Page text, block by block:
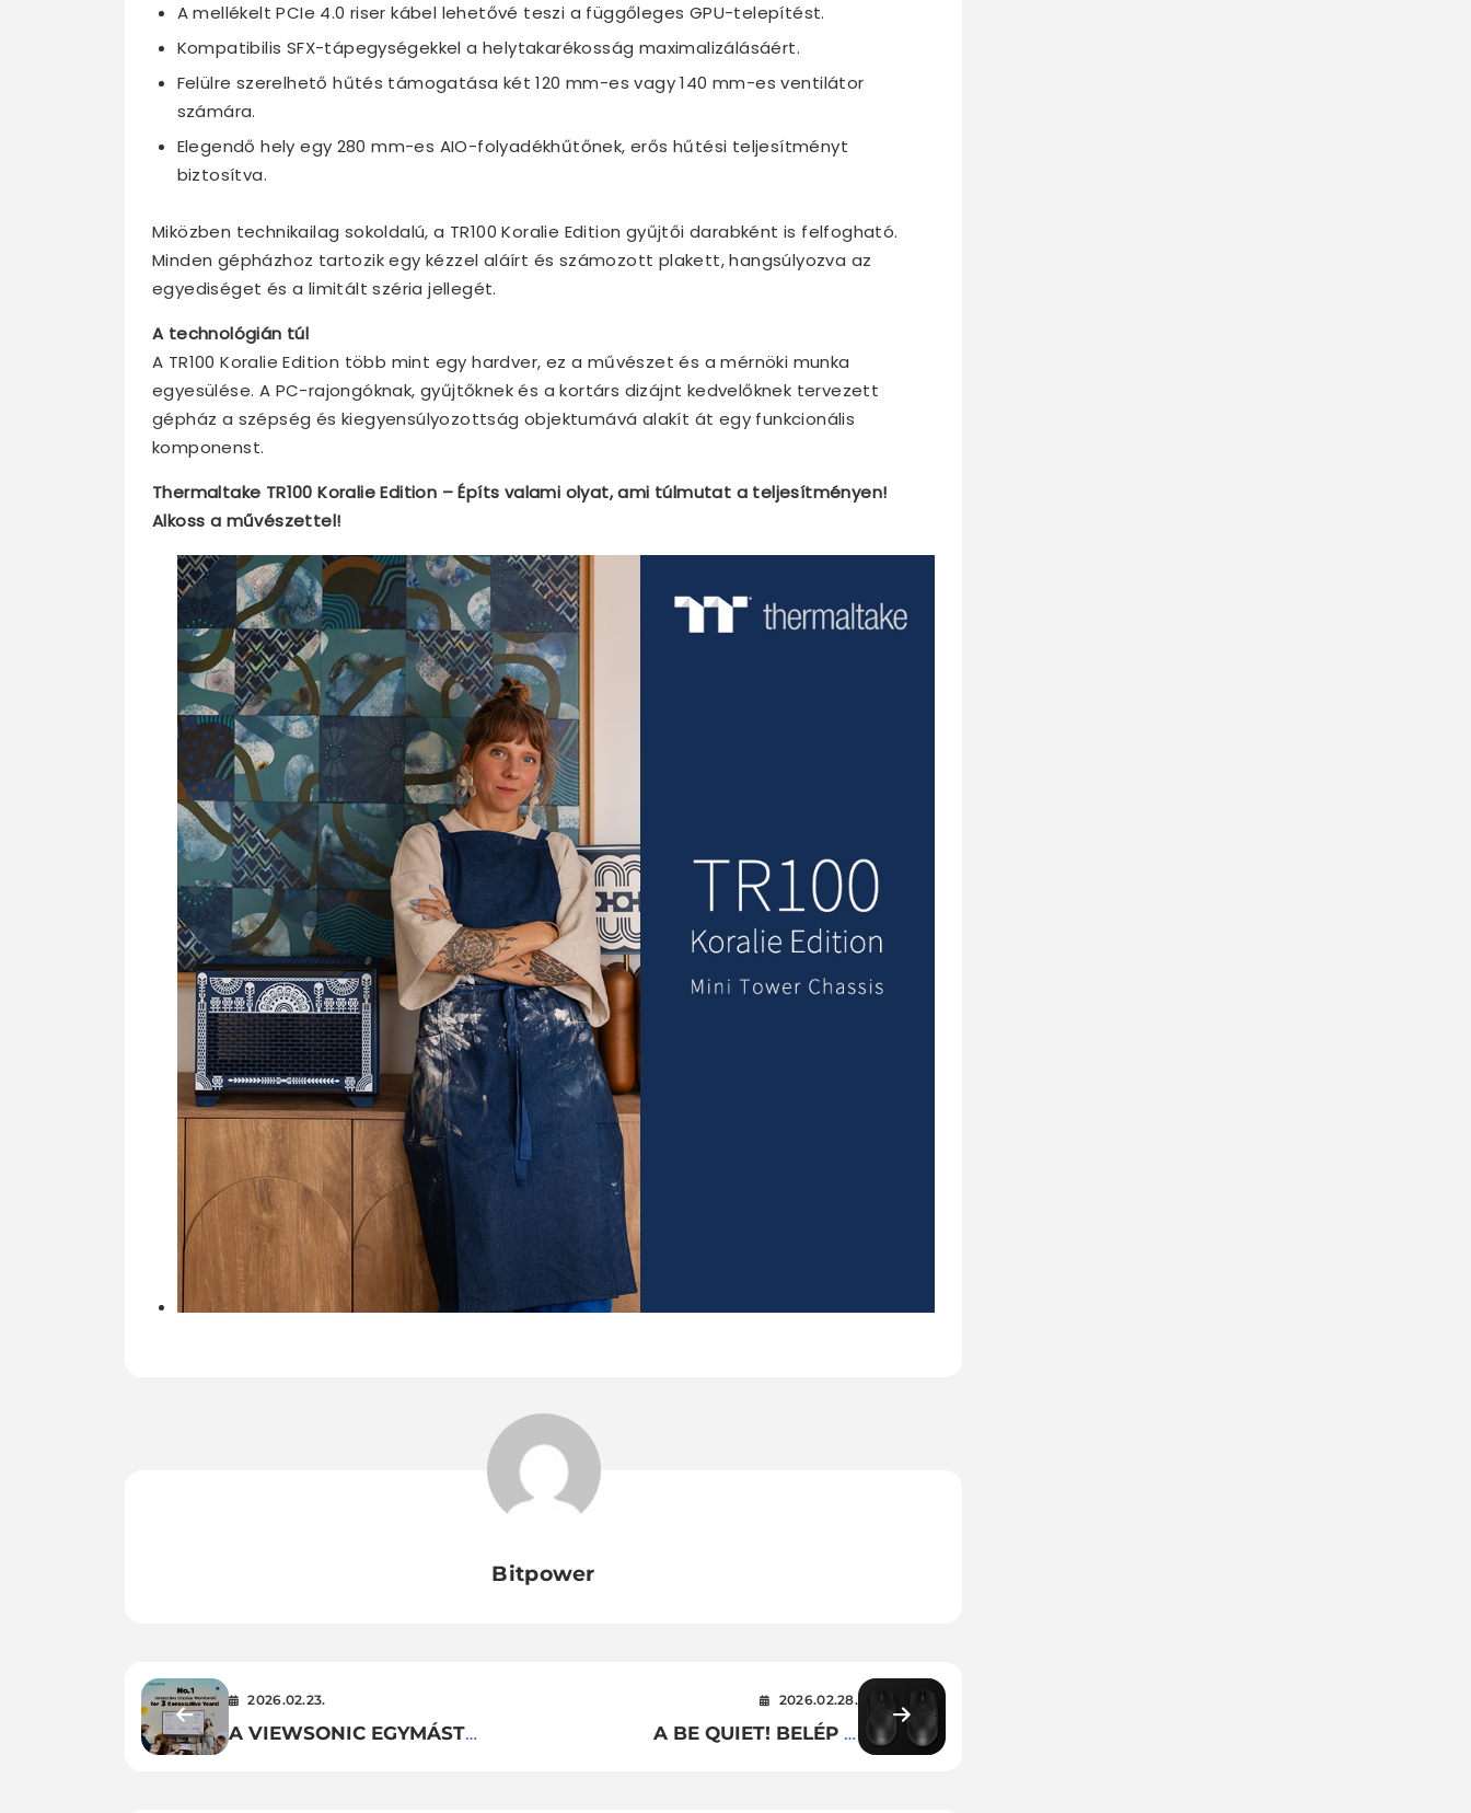
A mellékelt PCIe 4.0 riser kábel lehetővé teszi a függőleges GPU-telepítést.
Kompatibilis SFX-tápegységekkel a helytakarékosság maximalizálásáért.
Felülre szerelhető hűtés támogatása két 120 mm-es vagy 140 mm-es ventilátor
számára.
Elegendő hely egy 280 mm-es AIO-folyadékhűtőnek, erős hűtési teljesítményt
biztosítva.
Miközben technikailag sokoldalú, a TR100 Koralie Edition gyűjtői darabként is felfogható.
Minden gépházhoz tartozik egy kézzel aláírt és számozott plakett, hangsúlyozva az
egyediséget és a limitált széria jellegét.
A technológián túl
A TR100 Koralie Edition több mint egy hardver, ez a művészet és a mérnöki munka
egyesülése. A PC-rajongóknak, gyűjtőknek és a kortárs dizájnt kedvelőknek tervezett
gépház a szépség és kiegyensúlyozottság objektumává alakít át egy funkcionális
komponenst.
Thermaltake TR100 Koralie Edition – Építs valami olyat, ami túlmutat a teljesítményen!
Alkoss a művészettel!
Bitpower
2026.02.23.
A VIEWSONIC EGYMÁST
2026.02.28.
A BE QUIET! BELÉP A